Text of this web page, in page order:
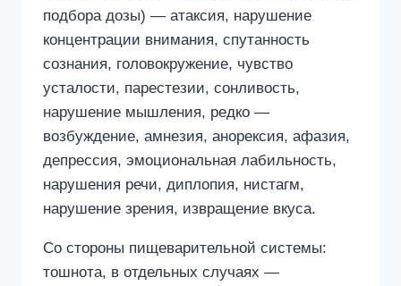
подбора дозы) — атаксия, нарушение
концентрации внимания, спутанность
сознания, головокружение, чувство
усталости, парестезии, сонливость,
нарушение мышления, редко —
возбуждение, амнезия, анорексия, афазия,
депрессия, эмоциональная лабильность,
нарушения речи, диплопия, нистагм,
нарушение зрения, извращение вкуса.
Со стороны пищеварительной системы:
тошнота, в отдельных случаях —